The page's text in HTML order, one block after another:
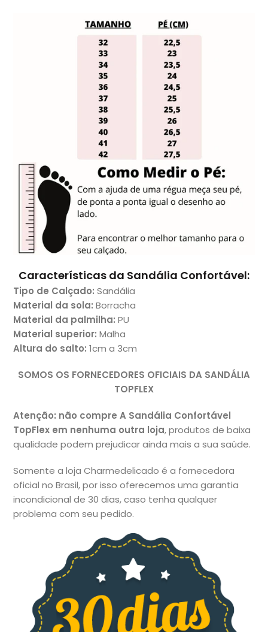
Características da Sandália Confortável:
Tipo de Calçado: Sandália
Material da sola: Borracha
Material da palmilha: PU
Material superior: Malha
Altura do salto: 1cm a 3cm
SOMOS OS FORNECEDORES OFICIAIS DA SANDÁLIA
TOPFLEX
Atenção: não compre A Sandália Confortável
TopFlex em nenhuma outra loja, produtos de baixa
qualidade podem prejudicar ainda mais a sua saúde.
Somente a loja Charmedelicado é a fornecedora
oficial no Brasil, por isso oferecemos uma garantia
incondicional de 30 dias, caso tenha qualquer
problema com seu pedido.